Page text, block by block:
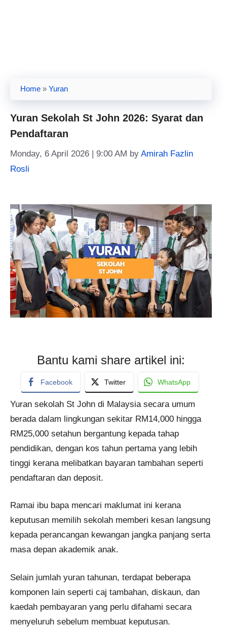
Home » Yuran
Yuran Sekolah St John 2026: Syarat dan
Pendaftaran
Monday, 6 April 2026 | 9:00 AM by Amirah Fazlin
Rosli
Bantu kami share artikel ini:
Facebook Twitter WhatsApp
Yuran sekolah St John di Malaysia secara umum
berada dalam lingkungan sekitar RM14,000 hingga
RM25,000 setahun bergantung kepada tahap
pendidikan, dengan kos tahun pertama yang lebih
tinggi kerana melibatkan bayaran tambahan seperti
pendaftaran dan deposit.
Ramai ibu bapa mencari maklumat ini kerana
keputusan memilih sekolah memberi kesan langsung
kepada perancangan kewangan jangka panjang serta
masa depan akademik anak.
Selain jumlah yuran tahunan, terdapat beberapa
komponen lain seperti caj tambahan, diskaun, dan
kaedah pembayaran yang perlu difahami secara
menyeluruh sebelum membuat keputusan.